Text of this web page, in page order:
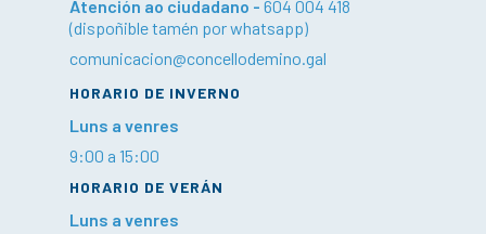
Atención ao ciudadano - 604 004 418
(dispoñible tamén por whatsapp)
comunicacion@concellodemino.gal
HORARIO DE INVERNO
Luns a venres
9:00 a 15:00
HORARIO DE VERÁN
Luns a venres